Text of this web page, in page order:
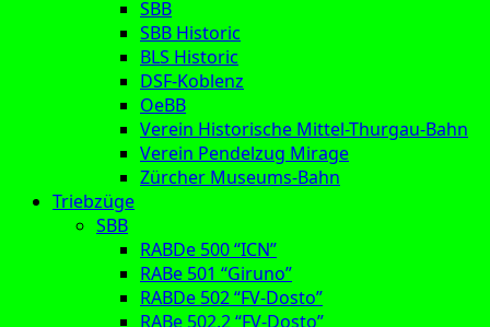
SBB
SBB Historic
BLS Historic
DSF-Koblenz
OeBB
Verein Historische Mittel-Thurgau-Bahn
Verein Pendelzug Mirage
Zürcher Museums-Bahn
Triebzüge
SBB
RABDe 500 “ICN”
RABe 501 “Giruno”
RABDe 502 “FV-Dosto”
RABe 502.2 “FV-Dosto”